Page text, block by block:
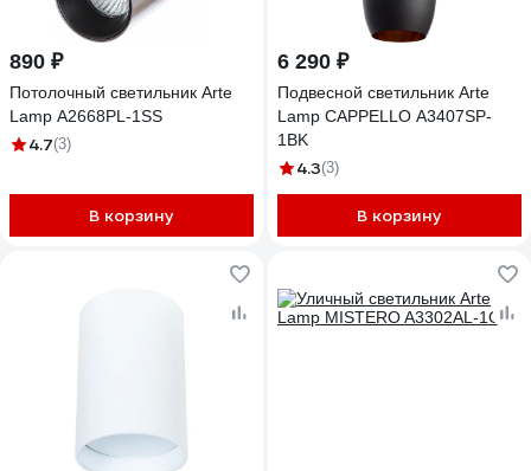
890 ₽
Потолочный светильник Arte
Lamp A2668PL-1SS
4.7(3)
В корзину
6 290 ₽
Подвесной светильник Arte
Lamp CAPPELLO A3407SP-
1BK
4.3(3)
В корзину